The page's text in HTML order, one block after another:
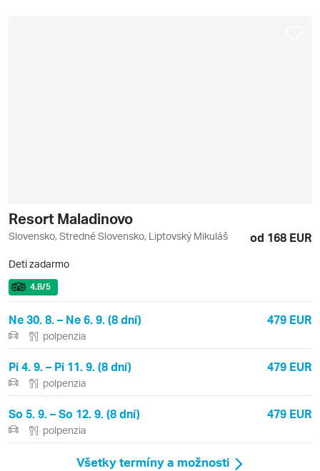
Resort Maladinovo
Slovensko, Stredné Slovensko, Liptovský Mikuláš od 168 EUR
Deti zadarmo
4.8/5
Ne 30. 8. – Ne 6. 9. (8 dní) 479 EUR
polpenzia
Pi 4. 9. – Pi 11. 9. (8 dní) 479 EUR
polpenzia
So 5. 9. – So 12. 9. (8 dní) 479 EUR
polpenzia
Všetky termíny a možnosti